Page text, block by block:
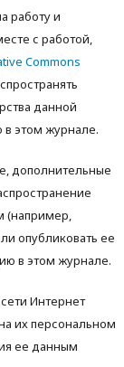
работу и
с работой,
Commons
данной
в этом журнале.
дополнительные
(например,
опубликовать ее
в этом журнале.
Интернет
их персональном
ее данным